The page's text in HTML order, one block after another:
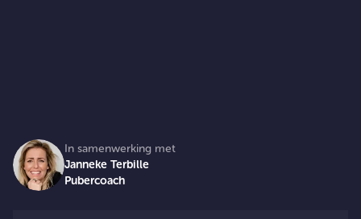
In samenwerking met
Janneke Terbille
Pubercoach